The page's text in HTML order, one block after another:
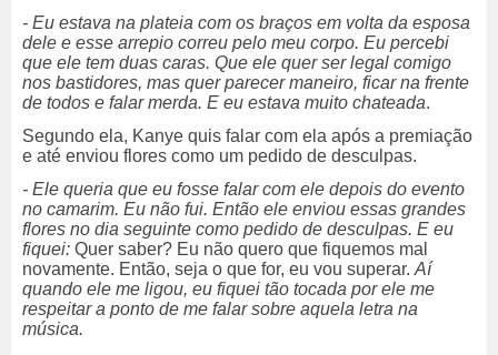
- Eu estava na plateia com os braços em volta da esposa
dele e esse arrepio correu pelo meu corpo. Eu percebi
que ele tem duas caras. Que ele quer ser legal comigo
nos bastidores, mas quer parecer maneiro, ficar na frente
de todos e falar merda. E eu estava muito chateada.
Segundo ela, Kanye quis falar com ela após a premiação
e até enviou flores como um pedido de desculpas.
- Ele queria que eu fosse falar com ele depois do evento
no camarim. Eu não fui. Então ele enviou essas grandes
flores no dia seguinte como pedido de desculpas. E eu
fiquei: Quer saber? Eu não quero que fiquemos mal
novamente. Então, seja o que for, eu vou superar. Aí
quando ele me ligou, eu fiquei tão tocada por ele me
respeitar a ponto de me falar sobre aquela letra na
música.